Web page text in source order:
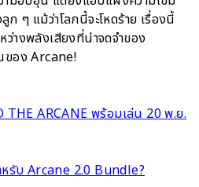
ๆ แม้ว่าโลกนี้จะโหดร้าย เรื่องนี้
ว่างพลังเสียงที่น่าจดจำของ
ของ Arcane!
ARCANE พร้อมเล่น 20 พ.ย.
หรับ Arcane 2.0 Bundle?